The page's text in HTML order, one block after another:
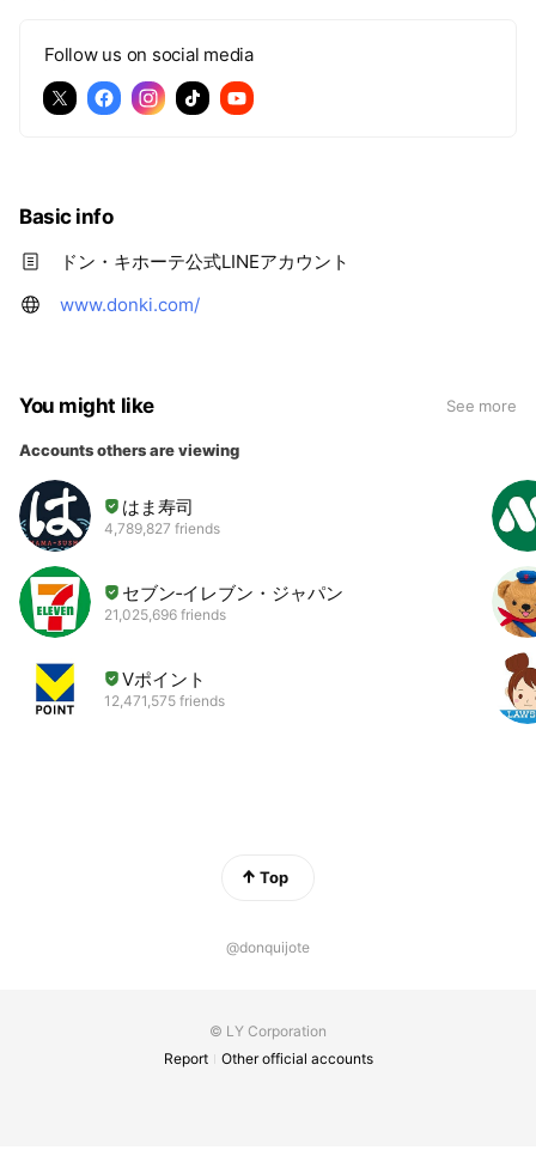
Follow us on social media
Basic info
ドン・キホーテ公式LINEアカウント
www.donki.com/
You might like See more
Accounts others are viewing
はま寿司
4,789,827 friends
セブン‐イレブン・ジャパン
21,025,696 friends
Vポイント
12,471,575 friends
Top
@donquijote
© LY Corporation
Report
Other official accounts